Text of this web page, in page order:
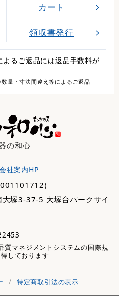
カート
領収書発行
よるご返品には返品手数料が
量・寸法間違え等によるご返品
の和心
社案内HP
塚3-37-5 大塚台パークサイ
質マネジメントシステムの国際規
しております
/ 特定商取引法の表示